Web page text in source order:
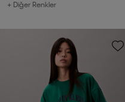
+ Diğer Renkler